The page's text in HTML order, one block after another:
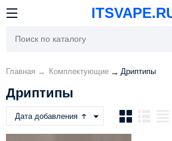
Главная → Комплектующие → Дриптипы
Дриптипы
Дата добавления